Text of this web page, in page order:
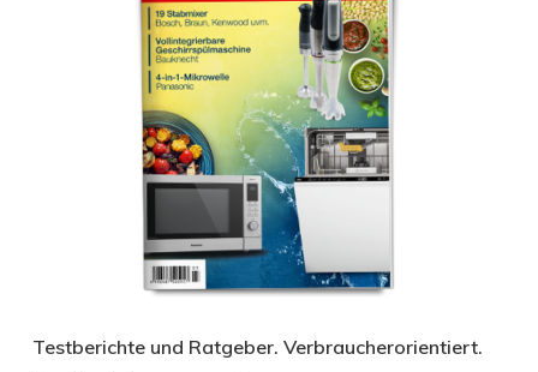
Testberichte und Ratgeber. Verbraucherorientiert.